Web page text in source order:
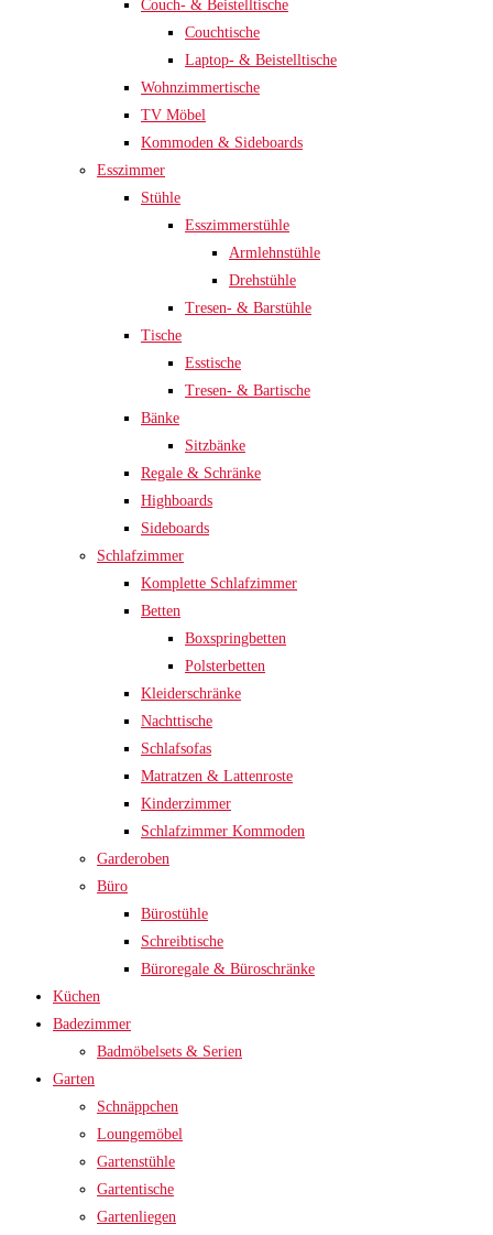
Couch- & Beistelltische
Couchtische
Laptop- & Beistelltische
Wohnzimmertische
TV Möbel
Kommoden & Sideboards
Esszimmer
Stühle
Esszimmerstühle
Armlehnstühle
Drehstühle
Tresen- & Barstühle
Tische
Esstische
Tresen- & Bartische
Bänke
Sitzbänke
Regale & Schränke
Highboards
Sideboards
Schlafzimmer
Komplette Schlafzimmer
Betten
Boxspringbetten
Polsterbetten
Kleiderschränke
Nachttische
Schlafsofas
Matratzen & Lattenroste
Kinderzimmer
Schlafzimmer Kommoden
Garderoben
Büro
Bürostühle
Schreibtische
Büroregale & Büroschränke
Küchen
Badezimmer
Badmöbelsets & Serien
Garten
Schnäppchen
Loungemöbel
Gartenstühle
Gartentische
Gartenliegen